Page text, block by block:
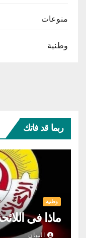
منوعات
وطنية
ربما قد فاتك
وطنية
ماذا في
البيان